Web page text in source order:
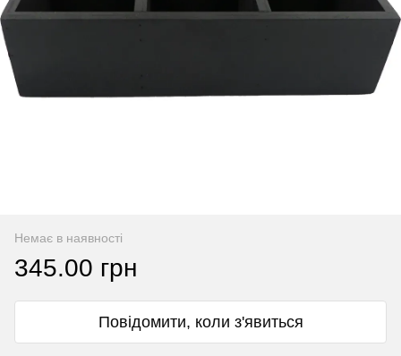
Немає в наявності
345.00 грн
Повідомити, коли з'явиться